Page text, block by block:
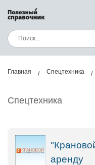
Главная Спецтехника
Спецтехника
аренду